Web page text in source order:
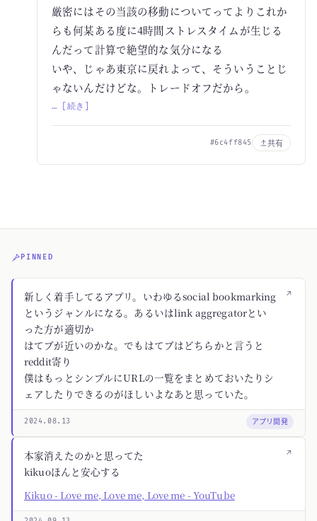
厳密にはその当該の移動についてってよりこれか
らも何某ある度に4時間ストレスタイムが生じる
んだって計算で絶望的な気分になる
いや、じゃあ東京に戻れよって、そういうことじ
ゃないんだけどな。トレードオフだから。
… [続き]
#6c4ff845 共有
PINNED
↗
新しく着手してるアプリ。いわゆるsocial bookmarking
というジャンルになる。あるいはlink aggregatorとい
った方が適切か
はてブが近いのかな。でもはてブはどちらかと言うと
reddit寄り
僕はもっとシンプルにURLの一覧をまとめておいたりシ
ェアしたりできるのがほしいよなあと思っていた。
2024.08.13 アプリ開発
↗
本家消えたのかと思ってた
kikuoほんと安心する
Kikuo - Love me, Love me, Love me - YouTube